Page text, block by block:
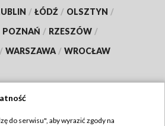
/ ŁÓDŹ / OLSZTYN /
POZNAŃ / RZESZÓW /
/ WARSZAWA / WROCŁAW
do serwisu", aby wyrazić zgody na